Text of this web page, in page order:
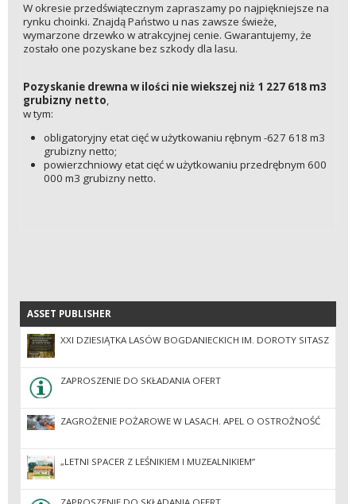
W okresie przedświątecznym zapraszamy po najpiękniejsze na
rynku choinki. Znajdą Państwo u nas zawsze świeże,
wymarzone drzewko w atrakcyjnej cenie. Gwarantujemy, że
zostało one pozyskane bez szkody dla lasu.
Pozyskanie drewna w ilości nie wiekszej niż 1 227 618 m3
grubizny netto,
w tym:
obligatoryjny etat cięć w użytkowaniu rębnym -627 618 m3
grubizny netto;
powierzchniowy etat cięć w użytkowaniu przedrębnym 600
000 m3 grubizny netto.
ASSET PUBLISHER
ASSET PUBLISHER
XXI DZIESIĄTKA LASÓW BOGDANIECKICH IM. DOROTY SITASZ
ZAPROSZENIE DO SKŁADANIA OFERT
ZAGROŻENIE POŻAROWE W LASACH. APEL O OSTROŻNOŚĆ
„LETNI SPACER Z LEŚNIKIEM I MUZEALNIKIEM”